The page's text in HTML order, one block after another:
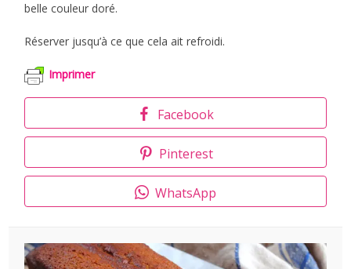
belle couleur doré.
Réserver jusqu’à ce que cela ait refroidi.
Imprimer
Facebook
Pinterest
WhatsApp